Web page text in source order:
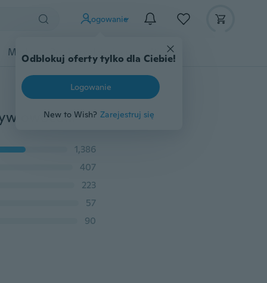
Logowanie
Odblokuj oferty tylko dla Ciebie!
Logowanie
New to Wish? Zarejestruj się
Moda Przybory dziecięce Więcej
Obieraczka ze stali nierdzewnej Szatkownica do warzyw owocowych Krajalnica do podwójnego strugania Tarka do marchwi ziemniaczanej Narzędzia kuchenne
1,386
407
223
57
90